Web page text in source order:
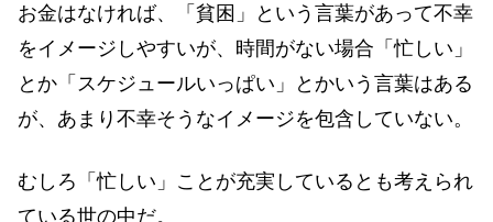
お金はなければ、「貧困」という言葉があって不幸
をイメージしやすいが、時間がない場合「忙しい」
とか「スケジュールいっぱい」とかいう言葉はある
が、あまり不幸そうなイメージを包含していない。
むしろ「忙しい」ことが充実しているとも考えられ
ている世の中だ。